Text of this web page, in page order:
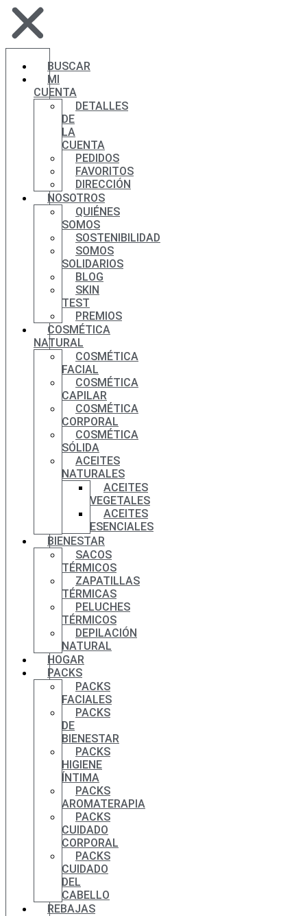
BUSCAR
MI
CUENTA
DETALLES
DE
LA
CUENTA
PEDIDOS
FAVORITOS
DIRECCIÓN
NOSOTROS
QUIÉNES
SOMOS
SOSTENIBILIDAD
SOMOS
SOLIDARIOS
BLOG
SKIN
TEST
PREMIOS
COSMÉTICA
NATURAL
COSMÉTICA
FACIAL
COSMÉTICA
CAPILAR
COSMÉTICA
CORPORAL
COSMÉTICA
SÓLIDA
ACEITES
NATURALES
ACEITES
VEGETALES
ACEITES
ESENCIALES
BIENESTAR
SACOS
TÉRMICOS
ZAPATILLAS
TÉRMICAS
PELUCHES
TÉRMICOS
DEPILACIÓN
NATURAL
HOGAR
PACKS
PACKS
FACIALES
PACKS
DE
BIENESTAR
PACKS
HIGIENE
ÍNTIMA
PACKS
AROMATERAPIA
PACKS
CUIDADO
CORPORAL
PACKS
CUIDADO
DEL
CABELLO
REBAJAS